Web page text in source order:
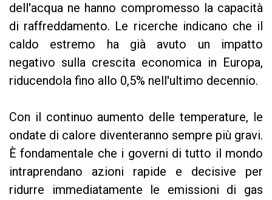
dell'acqua ne hanno compromesso la capacità
di raffreddamento. Le ricerche indicano che il
caldo estremo ha già avuto un impatto
negativo sulla crescita economica in Europa,
riducendola fino allo 0,5% nell'ultimo decennio.
Con il continuo aumento delle temperature, le
ondate di calore diventeranno sempre più gravi.
È fondamentale che i governi di tutto il mondo
intraprendano azioni rapide e decisive per
ridurre immediatamente le emissioni di gas